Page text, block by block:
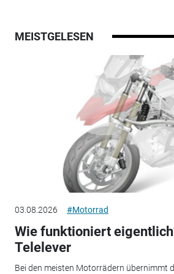
MEISTGELESEN
03.08.2026 #Motorrad
Wie funktioniert
Telelever
Bei den meisten Motorrädern übernimmt